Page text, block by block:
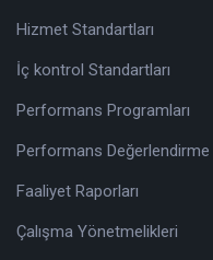
Hizmet Standartları
İç kontrol Standartları
Performans Programları
Performans Değerlendirme
Faaliyet Raporları
Çalışma Yönetmelikleri